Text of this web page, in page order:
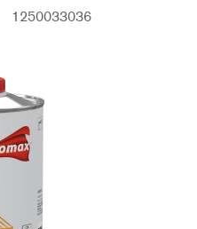
1250033036